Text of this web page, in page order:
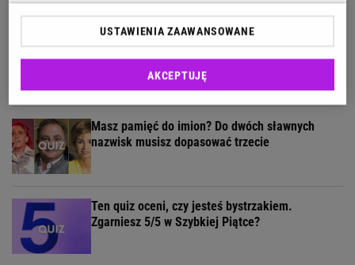
Quiz z ortografii dla prymusów. Sprawdź, czy
potrafisz zapisać te wyrazy
Masz pamięć do imion? Do dwóch sławnych
nazwisk musisz dopasować trzecie
Ten quiz oceni, czy jesteś bystrzakiem.
Zgarniesz 5/5 w Szybkiej Piątce?
USTAWIENIA ZAAWANSOWANE
AKCEPTUJĘ